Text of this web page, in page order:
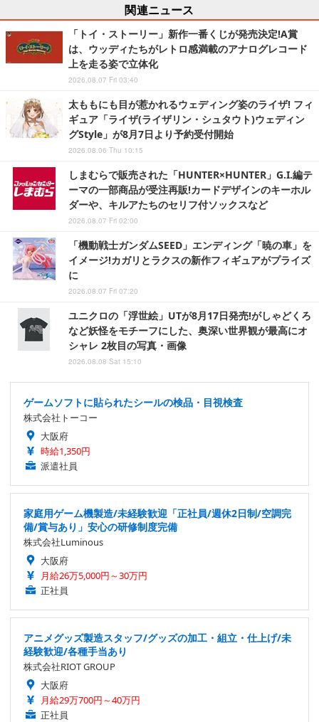
関連ニュース
「トイ・ストーリー」新作一番くじが発売決定!A賞
は、ウッディたちがレトロ感満載のアナログレコード
上を走る姿で立体化
2026.08.07 Fri 03:40
太ももにも目が惹かれるウェディング姿のライザ! フィ
ギュア「ライザ(ライザリン・シュタウト)ウェディン
グStyle」が8月7日より予約受付開始
2026.08.06 Thu 10:15
しまむらで販売された「HUNTER×HUNTER」G.I.編テ
ーマの一部商品が受注再販!カードデザインのキーホル
ダーや、キルアたちのセリフ付ソックスなど
2026.08.07 Fri 02:00
「機動戦士ガンダムSEED」エンディング「暁の車」を
イメージ!カガリとラクスの新作フィギュアがプライズ
に
2026.08.07 Fri 07:20
ユニクロの「浮世絵」UTが8月17日発売!がしゃどくろ
など妖怪をモチーフにした、奥深い世界観が最高にオ
シャレ 2枚目の写真・画像
2026.08.08 Sat 15:10
ゲームソフトに貼られたシールの検品・目視検査
株式会社トーコー
大阪府
時給1,350円
派遣社員
家庭用ゲーム機製造/未経験歓迎「正社員/週休2日制/空調完
備/賞与あり」安心の研修制度完備
株式会社Luminous
大阪府
月給26万5,000円～30万円
正社員
アニメグッズ製造スタッフ/グッズの加工・組立・仕上げ/未
経験歓迎/各種手当あり
株式会社RIOT GROUP
大阪府
月給29万700円～40万円
正社員